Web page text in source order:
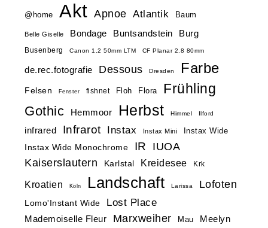
@home Akt Apnoe Atlantik Baum
Belle Giselle Bondage Buntsandstein Burg
Busenberg Canon 1.2 50mm LTM CF Planar 2.8 80mm
de.rec.fotografie Dessous Dresden Farbe
Felsen Fenster fishnet Floh Flora Frühling
Gothic Hemmoor Herbst Himmel Ilford
infrared Infrarot Instax Instax Mini
Instax Wide
Instax Wide Monochrome
IR
IUOA
Kaiserslautern
Karlstal Kreidesee Krk
Kroatien Köln Landschaft Larissa Lofoten
Lomo'Instant Wide Lost Place
Mademoiselle Fleur Marxweiher Mau Meelyn